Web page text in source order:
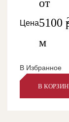
Цена
от
5100
м
В Избранное
В